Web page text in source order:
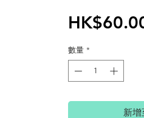
數量 *
新增